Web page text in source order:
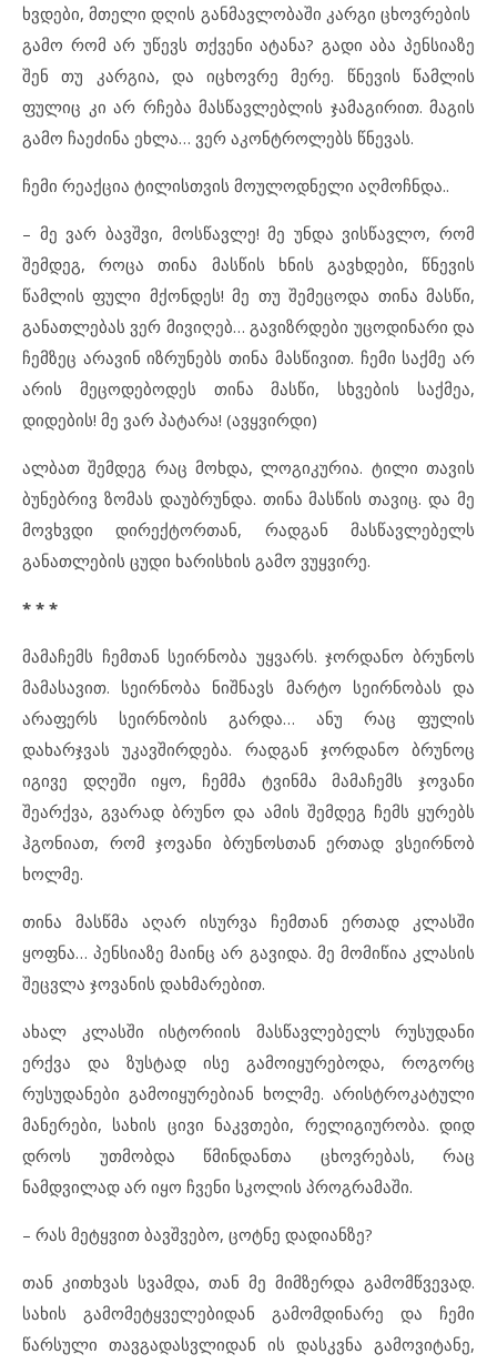
ხვდები, მთელი დღის განმავლობაში კარგი ცხოვრების
გამო რომ არ უწევს თქვენი ატანა? გადი აბა პენსიაზე
შენ თუ კარგია, და იცხოვრე მერე. წნევის წამლის
ფულიც კი არ რჩება მასწავლებლის ჯამაგირით. მაგის
გამო ჩაეძინა ეხლა… ვერ აკონტროლებს წნევას.
ჩემი რეაქცია ტილისთვის მოულოდნელი აღმოჩნდა..
– მე ვარ ბავშვი, მოსწავლე! მე უნდა ვისწავლო, რომ
შემდეგ, როცა თინა მასწის ხნის გავხდები, წნევის
წამლის ფული მქონდეს! მე თუ შემეცოდა თინა მასწი,
განათლებას ვერ მივიღებ… გავიზრდები უცოდინარი და
ჩემზეც არავინ იზრუნებს თინა მასწივით. ჩემი საქმე არ
არის მეცოდებოდეს თინა მასწი, სხვების საქმეა,
დიდების! მე ვარ პატარა! (ავყვირდი)
ალბათ შემდეგ რაც მოხდა, ლოგიკურია. ტილი თავის
ბუნებრივ ზომას დაუბრუნდა. თინა მასწის თავიც. და მე
მოვხვდი დირექტორთან, რადგან მასწავლებელს
განათლების ცუდი ხარისხის გამო ვუყვირე.
* * *
მამაჩემს ჩემთან სეირნობა უყვარს. ჯორდანო ბრუნოს
მამასავით. სეირნობა ნიშნავს მარტო სეირნობას და
არაფერს სეირნობის გარდა… ანუ რაც ფულის
დახარჯვას უკავშირდება. რადგან ჯორდანო ბრუნოც
იგივე დღეში იყო, ჩემმა ტვინმა მამაჩემს ჯოვანი
შეარქვა, გვარად ბრუნო და ამის შემდეგ ჩემს ყურებს
ჰგონიათ, რომ ჯოვანი ბრუნოსთან ერთად ვსეირნობ
ხოლმე.
თინა მასწმა აღარ ისურვა ჩემთან ერთად კლასში
ყოფნა… პენსიაზე მაინც არ გავიდა. მე მომიწია კლასის
შეცვლა ჯოვანის დახმარებით.
ახალ კლასში ისტორიის მასწავლებელს რუსუდანი
ერქვა და ზუსტად ისე გამოიყურებოდა, როგორც
რუსუდანები გამოიყურებიან ხოლმე. არისტროკატული
მანერები, სახის ცივი ნაკვთები, რელიგიურობა. დიდ
დროს უთმობდა წმინდანთა ცხოვრებას, რაც
ნამდვილად არ იყო ჩვენი სკოლის პროგრამაში.
– რას მეტყვით ბავშვებო, ცოტნე დადიანზე?
თან კითხვას სვამდა, თან მე მიმზერდა გამომწვევად.
სახის გამომეტყველებიდან გამომდინარე და ჩემი
წარსული თავგადასვლიდან ის დასკვნა გამოვიტანე,